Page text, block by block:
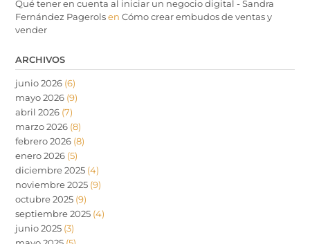
Qué tener en cuenta al iniciar un negocio digital - Sandra
Fernández Pagerolsen Cómo crear embudos de ventas y
vender
ARCHIVOS
junio 2026 (6)
mayo 2026 (9)
abril 2026 (7)
marzo 2026 (8)
febrero 2026 (8)
enero 2026 (5)
diciembre 2025 (4)
noviembre 2025 (9)
octubre 2025 (9)
septiembre 2025 (4)
junio 2025 (3)